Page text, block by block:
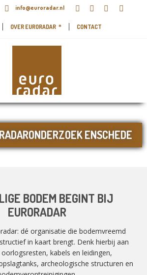
info@euroradar.nl
OVER EURORADAR CONTACT
ENSCHEDE
BODEM BEGINT BIJ
EURORADAR
dé organisatie die bodemvreemd
in kaart brengt. Denk hierbij aan
kabels en leidingen,
archeologische structuren en